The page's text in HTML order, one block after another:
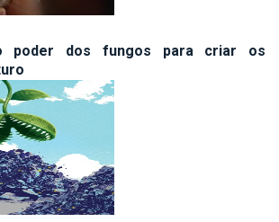
poder dos fungos para criar os